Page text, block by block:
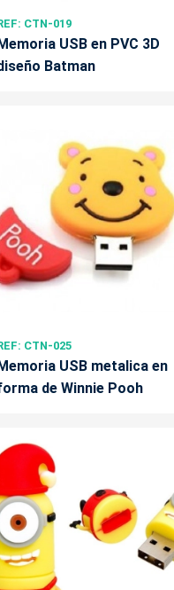
CTN-019
USB en PVC 3D
Batman
CTN-025
USB metalica en
de Winnie Pooh